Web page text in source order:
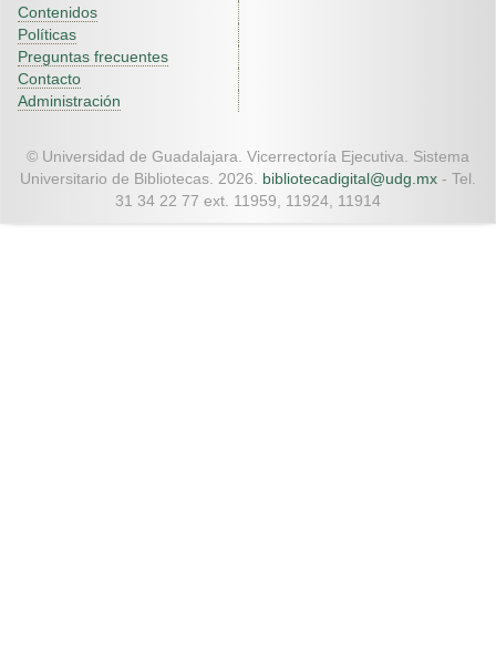
Contenidos
Políticas
Preguntas frecuentes
Contacto
Administración
© Universidad de Guadalajara. Vicerrectoría Ejecutiva. Sistema
Universitario de Bibliotecas. 2026. bibliotecadigital@udg.mx - Tel.
31 34 22 77 ext. 11959, 11924, 11914